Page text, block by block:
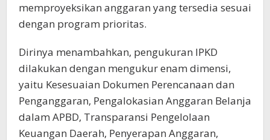
memproyeksikan anggaran yang tersedia sesuai
dengan program prioritas.
Dirinya menambahkan, pengukuran IPKD
dilakukan dengan mengukur enam dimensi,
yaitu Kesesuaian Dokumen Perencanaan dan
Penganggaran, Pengalokasian Anggaran Belanja
dalam APBD, Transparansi Pengelolaan
Keuangan Daerah, Penyerapan Anggaran,